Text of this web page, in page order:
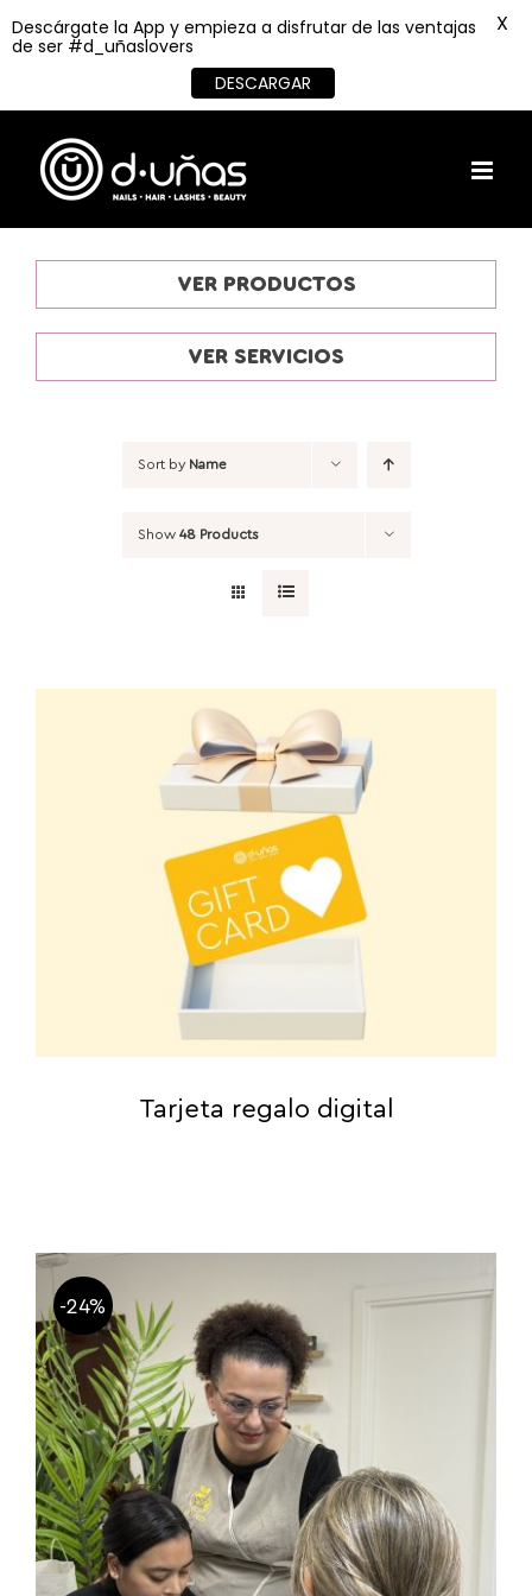
content
VER PRODUCTOS
VER SERVICIOS
Sort by Name
Show 48 Products
Tarjeta regalo digital
-24%
Descárgate la App y empieza a disfrutar de las ventajas
de ser #d_uñaslovers
DESCARGAR
X